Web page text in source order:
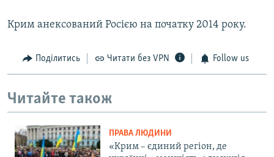
Крим анексований Росією на початку 2014 року.
Поділитись Читати без VPN Follow us
Читайте також
ПРАВА ЛЮДИНИ
«Крим – єдиний регіон, де